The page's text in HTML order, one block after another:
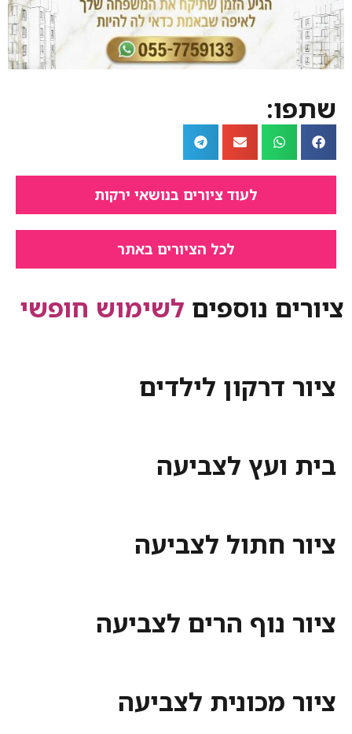
שתפו:
לעוד ציורים בנושאי ירקות
לכל הציורים באתר
ציורים נוספים לשימוש חופשי
ציור דרקון לילדים
בית ועץ לצביעה
ציור חתול לצביעה
ציור נוף הרים לצביעה
ציור מכונית לצביעה